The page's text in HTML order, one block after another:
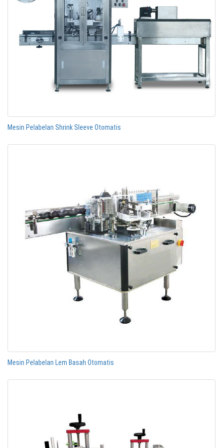
Mesin Pelabelan Shrink Sleeve Otomatis
Mesin Pelabelan Lem Basah Otomatis